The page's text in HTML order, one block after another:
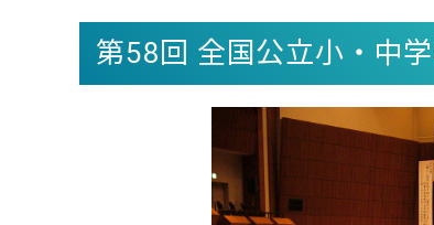
第58回 全国公立小・中